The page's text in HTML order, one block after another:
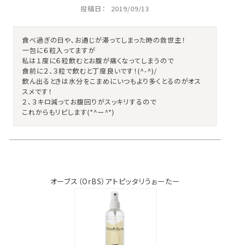
投稿日 2019/09/13
食べ過ぎの日や、お通じが滞ってしまった時の救世主！
一包に６粒入ってますが
私は１度に６粒飲むとお腹が痛くなってしまうので
食前に２、３粒で飲むと丁度良いです！(^-^)/
飲ん出るときは水分をこまめにいつもより多くとるのがオス
スメです！
２、３キロ減ってお腹回りがスッキリするので
これからもリピします(*^ー^*)
オーブス（OrBS）アトピッタリうぉーたー